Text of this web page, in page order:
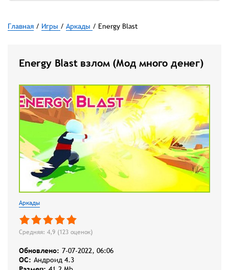
Главная / Игры / Аркады / Energy Blast
Energy Blast взлом (Мод много денег)
Аркады
Средняя: 4,9 (123 оценок)
Обновлено: 7-07-2022, 06:06
OC: Андроид 4.3